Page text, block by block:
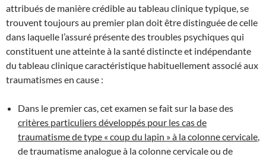
attribués de manière crédible au tableau clinique typique, se
trouvent toujours au premier plan doit être distinguée de celle
dans laquelle l’assuré présente des troubles psychiques qui
constituent une atteinte à la santé distincte et indépendante
du tableau clinique caractéristique habituellement associé aux
traumatismes en cause :
Dans le premier cas, cet examen se fait sur la base des
critères particuliers développés pour les cas de
traumatisme de type « coup du lapin » à la colonne cervicale
de traumatisme analogue à la colonne cervicale ou de